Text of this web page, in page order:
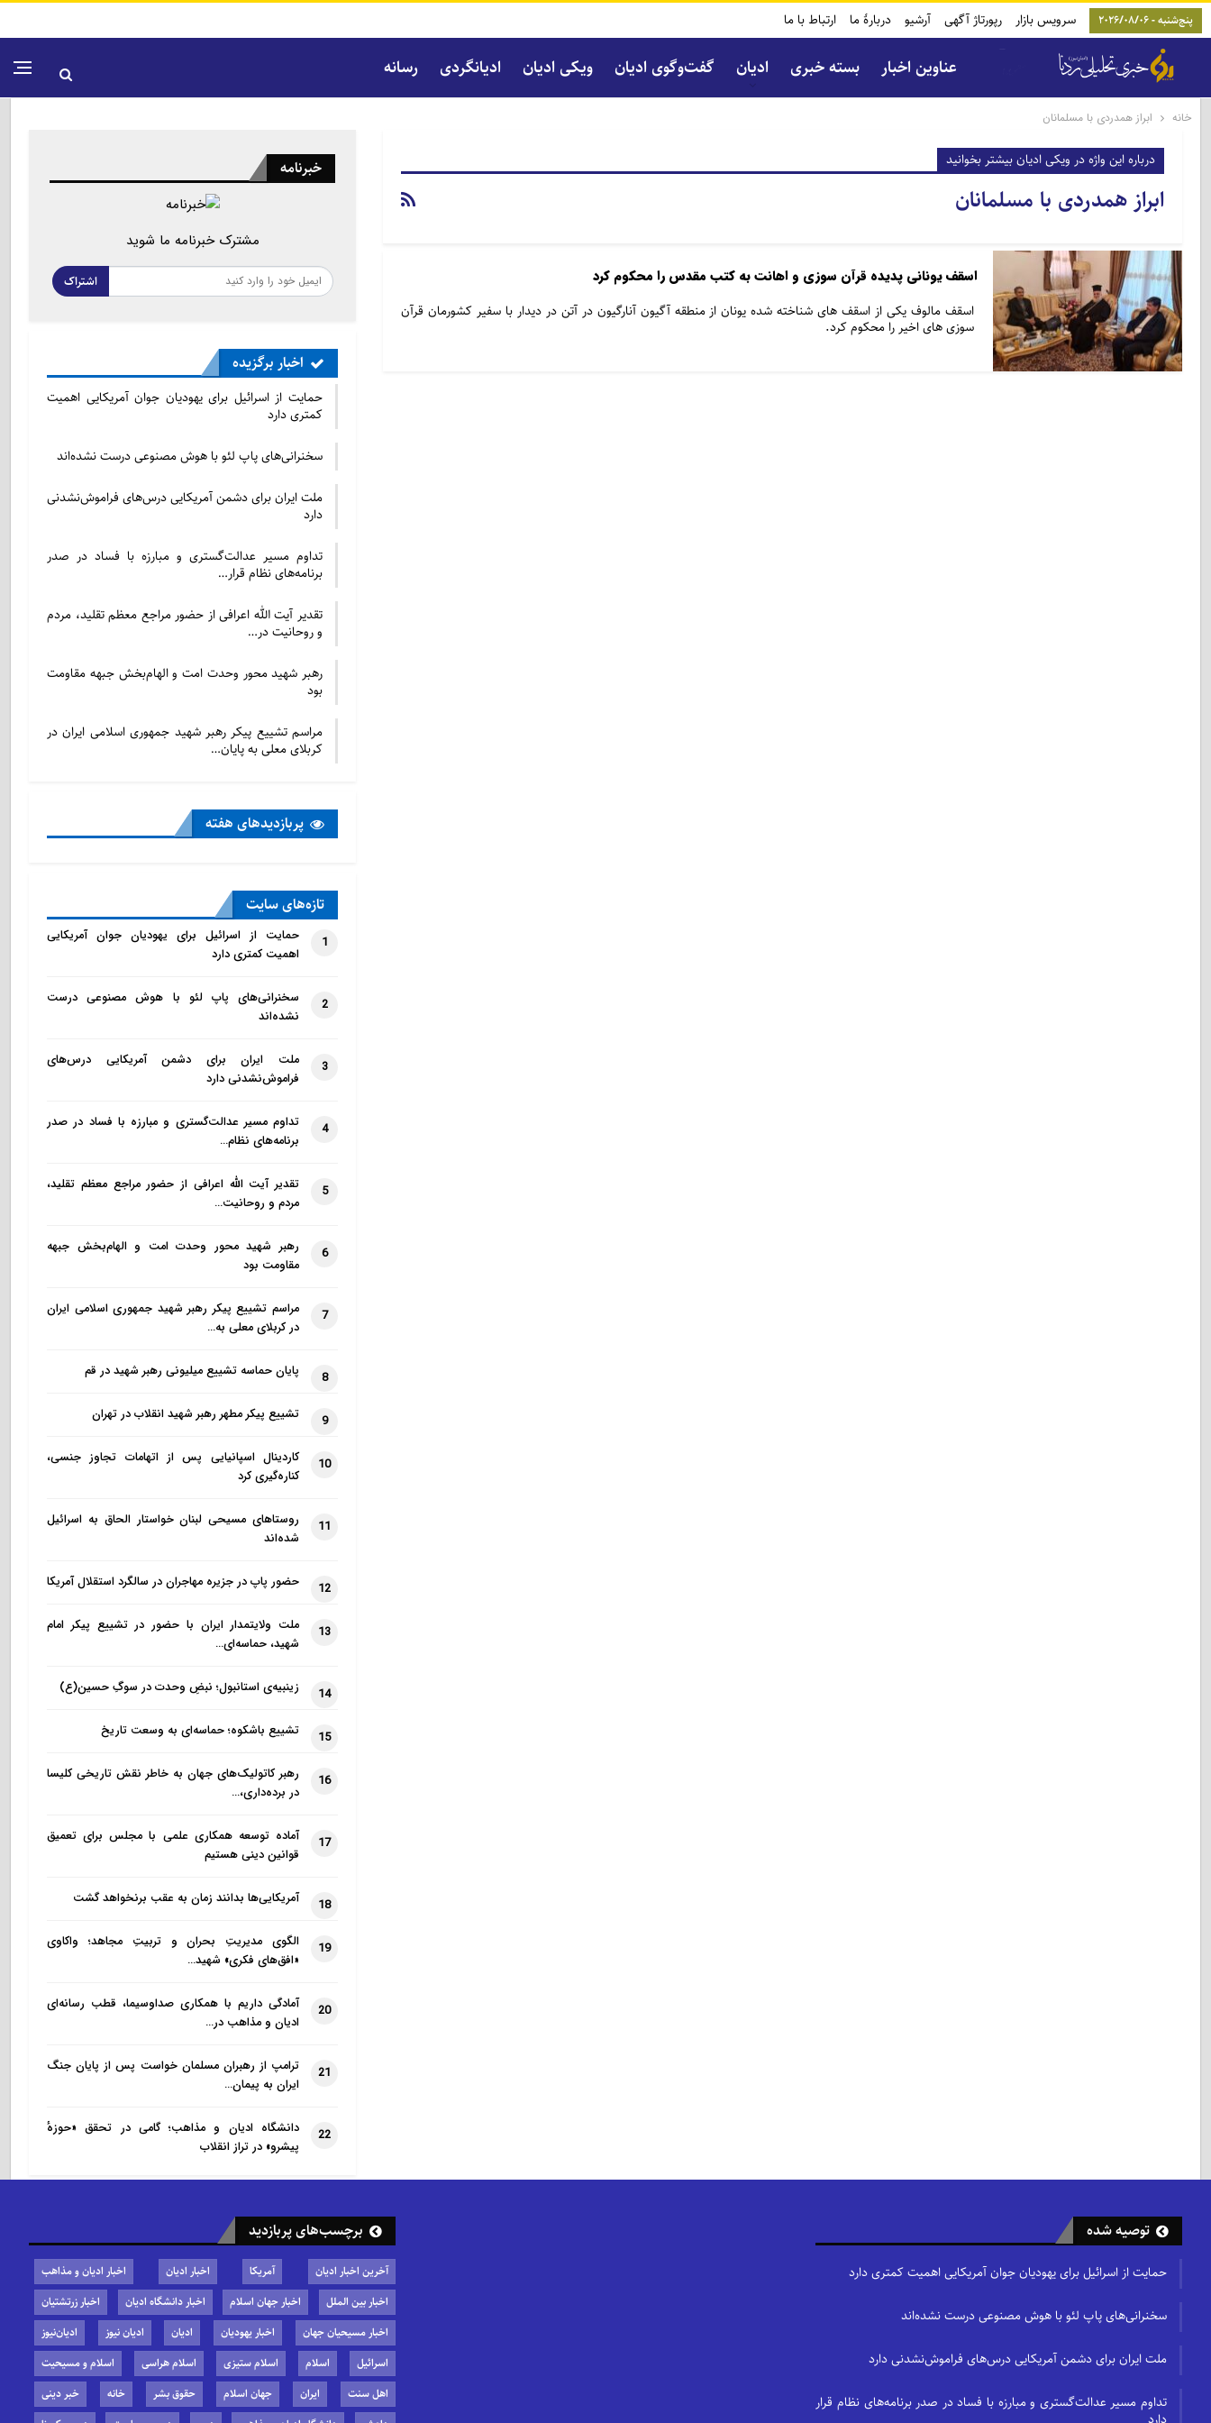
پنج‌شنبه - 2026/08/06 سرویس بازار رپورتاژ آگهی آرشیو دربارۀ ما ارتباط با ما
عناوین اخبار بسته خبری ادیان گفت‌و‌گوی ادیان ویکی ادیان ادیانگردی رسانه
خانه ابراز همدردی با مسلمانان
درباره این واژه در ویکی ادیان بیشتر بخوانید
ابراز همدردی با مسلمانان
اسقف یونانی پدیده قرآن سوزی و اهانت به کتب مقدس را محکوم کرد
اسقف مالوف یکی از اسقف های شناخته شده یونان از منطقه آگیون آنارگیون در آتن در دیدار با سفیر کشورمان قرآن
سوزی های اخیر را محکوم کرد.
خبرنامه
مشترک خبرنامه ما شوید
اشتراک
اخبار برگزیده
حمایت از اسرائیل برای یهودیان جوان آمریکایی اهمیت
کمتری دارد
سخنرانی‌های پاپ لئو با هوش مصنوعی درست نشده‌اند
ملت ایران برای دشمن آمریکایی درس‌های فراموش‌نشدنی
دارد
تداوم مسیر عدالت‌گستری و مبارزه با فساد در صدر
برنامه‌های نظام قرار…
تقدیر آیت الله اعرافی از حضور مراجع معظم تقلید، مردم
و روحانیت در…
رهبر شهید محور وحدت امت و الهام‌بخش جبهه مقاومت
بود
مراسم تشییع پیکر رهبر شهید جمهوری اسلامی ایران در
کربلای معلی به پایان…
پربازدید‌های هفته
تازه‌‌های سایت
1
حمایت از اسرائیل برای یهودیان جوان آمریکایی
اهمیت کمتری دارد
2
سخنرانی‌های پاپ لئو با هوش مصنوعی درست
نشده‌اند
3
ملت ایران برای دشمن آمریکایی درس‌های
فراموش‌نشدنی دارد
4
تداوم مسیر عدالت‌گستری و مبارزه با فساد در صدر
برنامه‌های نظام…
5
تقدیر آیت الله اعرافی از حضور مراجع معظم تقلید،
مردم و روحانیت…
6
رهبر شهید محور وحدت امت و الهام‌بخش جبهه
مقاومت بود
7
مراسم تشییع پیکر رهبر شهید جمهوری اسلامی ایران
در کربلای معلی به…
8 پایان حماسه تشییع میلیونی رهبر شهید در قم
9 تشییع پیکر مطهر رهبر شهید انقلاب در تهران
10
کاردینال اسپانیایی پس از اتهامات تجاوز جنسی،
کناره‌گیری کرد
11
روستاهای مسیحی لبنان خواستار الحاق به اسرائیل
شده‌اند
12 حضور پاپ در جزیره مهاجران در سالگرد استقلال آمریکا
13
ملت ولایتمدار ایران با حضور در تشییع پیکر امام
شهید، حماسه‌ای…
14 زینبیه‌ی استانبول؛ نبضِ وحدت در سوگِ حسین(ع)
15 تشییع باشکوه؛ حماسه‌ای به وسعت تاریخ
16
رهبر کاتولیک‌های جهان به خاطر نقش تاریخی کلیسا
در برده‌داری،…
17
آماده توسعه همکاری علمی با مجلس برای تعمیق
قوانین دینی هستیم
18 آمریکایی‌ها بدانند زمان به عقب برنخواهد گشت
19
الگوی مدیریتِ بحران و تربیتِ مجاهد؛ واکاوی
«افق‌های فکری» شهید…
20
آمادگی داریم با همکاری صداوسیما، قطب رسانه‌ای
ادیان و مذاهب در…
21
ترامپ از رهبران مسلمان خواست پس از پایان جنگ
ایران به پیمان…
22
دانشگاه ادیان و مذاهب؛ گامی در تحقق «حوزهٔ
پیشرو» در تراز انقلاب
توصیه شده
حمایت از اسرائیل برای یهودیان جوان آمریکایی اهمیت کمتری دارد
سخنرانی‌های پاپ لئو با هوش مصنوعی درست نشده‌اند
ملت ایران برای دشمن آمریکایی درس‌های فراموش‌نشدنی دارد
تداوم مسیر عدالت‌گستری و مبارزه با فساد در صدر برنامه‌های نظام قرار
برچسب‌های پربازدید
آخرین اخبار ادیان آمریکا اخبار ادیان
اخبار ادیان و مذاهب
اخبار بین الملل
اخبار جهان اسلام اخبار دانشگاه ادیان
اخبار زرتشتیان
اخبار مسیحیان جهان
اخبار یهودیان ادیان ادیان نیوز
ادیان‌نیوز
اسرائیل
اسلام اسلام ستیزی اسلام هراسی
اسلام و مسیحیت
اهل سنت
ایران جهان اسلام حقوق بشر خانه
خبر دینی